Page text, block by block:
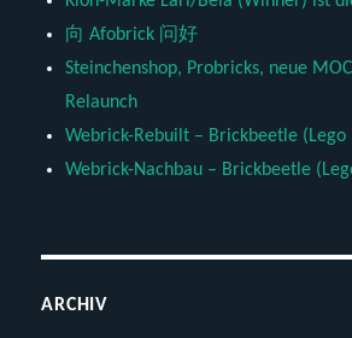
向 Afobrick 问好
Steinchenshop, Probricks, neue
Relaunch
Webrick-Rebuilt – Brickbeetle (Lego
Webrick-Nachbau – Brickbeetle
ARCHIV